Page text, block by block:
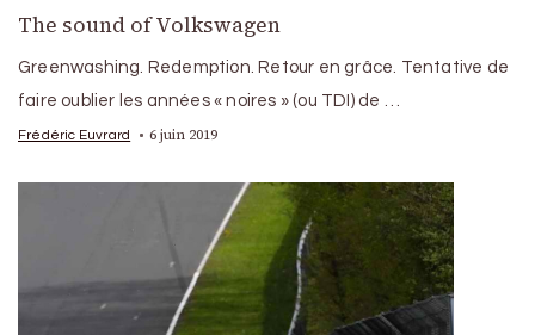
The sound of Volkswagen
Greenwashing. Redemption. Retour en grâce. Tentative de
faire oublier les années « noires » (ou TDI) de …
Frédéric Euvrard 6 juin 2019